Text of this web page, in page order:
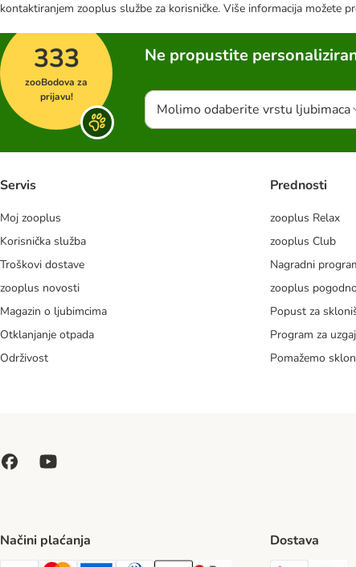
kontaktiranjem zooplus službe za korisničke. Više informacija možete
333
zooBodova za
prijavu!
Ne propustite
Molimo odaberite vrstu ljubimaca
Servis
Moj zooplus
Korisnička služba
Troškovi dostave
zooplus novosti
Magazin o ljubimcima
Otklanjanje otpada
Održivost
Prednosti
zooplus Relax
zooplus Club
Nagradni
zooplus
Popust za
Program za
Pomažemo
Načini plaćanja Dostava